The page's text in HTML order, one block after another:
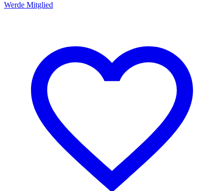
Werde Mitglied